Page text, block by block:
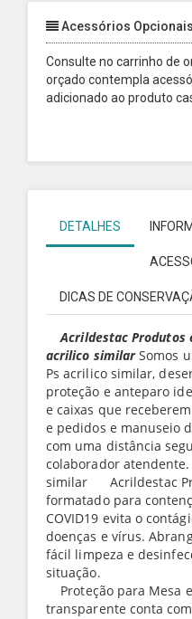
Acessórios Opcionais
Consulte no carrinho de
orçado contempla
adicionado ao produto
DETALHES
DICAS DE
Acrildestac Produtos
acrilico similarSomos
Ps acrilico similar,
proteção e anteparo
e caixas que
e pedidos e manuseio
com uma distância
colaborador
similar Acrildestac
formatado para
COVID19 evita o
doenças e vírus.
fácil limpeza e
situação.
Proteção para Mesa
transparente conta